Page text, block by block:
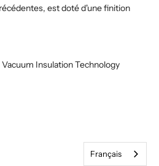
est doté d'une finition
Insulation Technology
Français